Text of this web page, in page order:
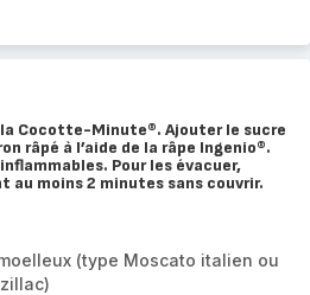
la Cocotte-Minute®. Ajouter le sucre
râpé à l’aide de la râpe Ingenio®.
Pour les évacuer,
au moins 2 minutes sans couvrir.
(type Moscato italien ou